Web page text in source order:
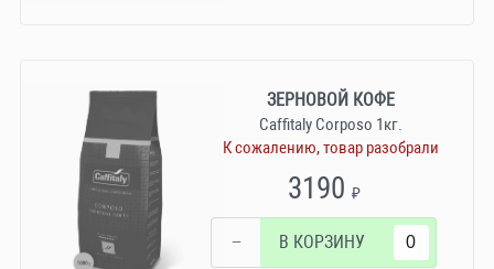
ЗЕРНОВОЙ КОФЕ
Caffitaly Corposo 1кг.
К сожалению, товар разобрали
3190 ₽
− В КОРЗИНУ